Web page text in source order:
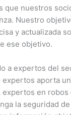
que nuestros
Nuestro
y actualizada
ese objetivo.
a expertos del
aporta
en
la seguridad